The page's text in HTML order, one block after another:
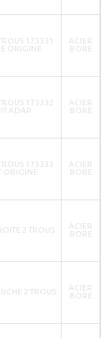
173331
ORIGINE
ACIER
BORE
173332
ADAP.
ACIER
BORE
173332
ORIGINE
ACIER
BORE
2 TROUS
ACIER
BORE
2 TROUS
ACIER
BORE